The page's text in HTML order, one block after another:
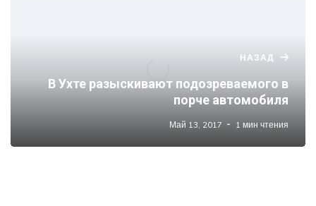
НАЗАД
В Ухте разыскивают подозреваемого в
порче автомобиля
Май 13, 2017 1 мин чтения